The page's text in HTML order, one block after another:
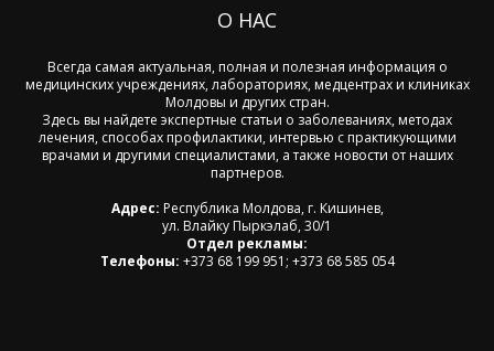
О НАС
Всегда самая актуальная, полная и полезная информация о
медицинских учреждениях, лабораториях, медцентрах и клиниках
Молдовы и других стран.
Здесь вы найдете экспертные статьи о заболеваниях, методах
лечения, способах профилактики, интервью с практикующими
врачами и другими специалистами, а также новости от наших
партнеров.
Адрес: Республика Молдова, г. Кишинев,
ул. Влайку Пыркэлаб, 30/1
Отдел рекламы:
Телефоны: +373 68 199 951; +373 68 585 054